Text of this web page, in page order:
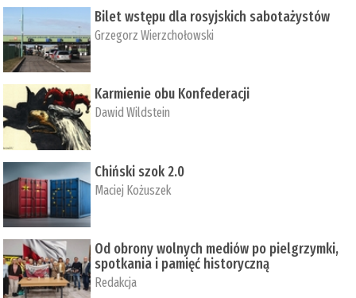
Bilet wstępu dla rosyjskich sabotażystów
Grzegorz Wierzchołowski
Karmienie obu Konfederacji
Dawid Wildstein
Chiński szok 2.0
Maciej Kożuszek
Od obrony wolnych mediów po pielgrzymki,
spotkania i pamięć historyczną
Redakcja